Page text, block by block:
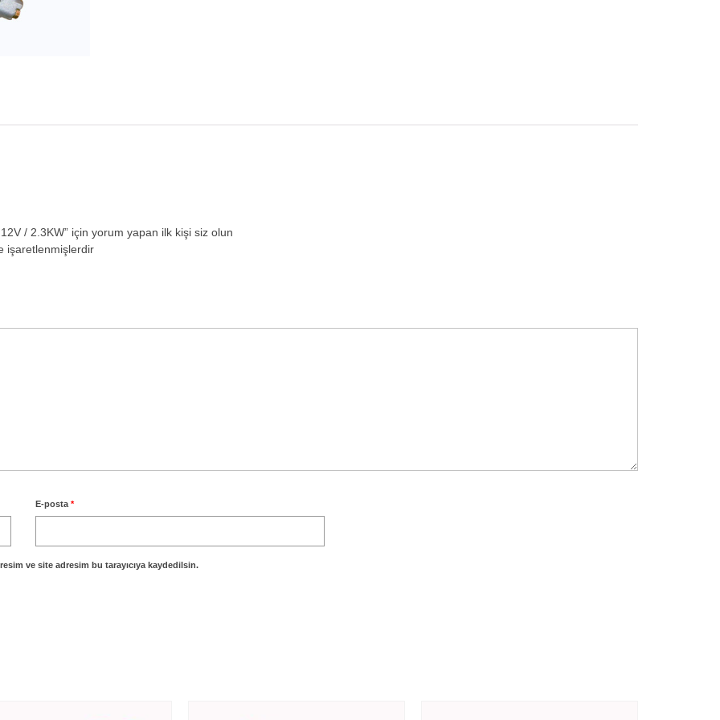
/ 2.3KW” için yorum yapan ilk kişi siz olun
işaretlenmişlerdir
E-posta *
ve site adresim bu tarayıcıya kaydedilsin.